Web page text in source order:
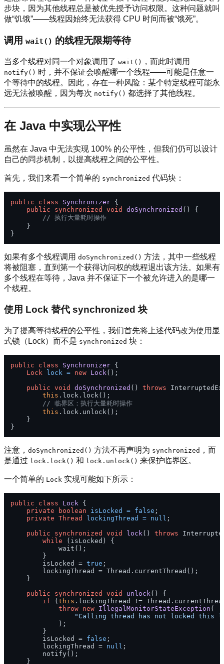
步块，因为其他线程总是被优先授予访问权限。这种问题就叫
做“饥饿”——线程因始终无法获得 CPU 时间而被“饿死”。
调用 wait() 的线程无限期等待
当多个线程对同一个对象调用了 wait() ，而此时调用
notify() 时，并不保证会唤醒哪一个线程——可能是任意一
个等待中的线程。因此，存在一种风险：某个特定线程可能永
远无法被唤醒，因为每次 notify() 都选择了其他线程。
在 Java 中实现公平性
虽然在 Java 中无法实现 100% 的公平性，但我们仍可以设计
自己的同步机制，以提高线程之间的公平性。
首先，我们来看一个简单的 synchronized 代码块：
public class Synchronizer {
public
synchronized void doSynchronized ()
{
// 执行大量耗时操作
    }
如果有多个线程调用 doSynchronized() 方法，其中一些线程
将被阻塞，直到第一个获得访问权的线程退出该方法。如果有
多个线程在等待，Java 并不保证下一个被允许进入的是哪一
个线程。
使用 Lock 替代 synchronized 块
为了提高等待线程的公平性，我们首先将上述代码改为使用显
式锁（Lock）而不是 synchronized 块：
public class Synchronizer {
Lock
lock = new Lock();
public void doSynchronized () throws
this .lock.lock();
// 临界区：执行大量耗时操作
this .lock.unlock();
    }
注意， doSynchronized() 方法不再声明为 synchronized ，而
是通过 lock.lock() 和 lock.unlock() 来保护临界区。
一个简单的 Lock 实现可能如下所示：
public class Lock {
private
boolean isLocked = false ;
private Thread lockingThread = null ;
public
synchronized void lock() throws
while (isLocked) {
            wait();
        }
        isLocked =
true ;
        lockingThread = Thread.currentThread();
    }
public
synchronized void unlock()
{
if ( this .lockingThread !=
throw new IllegalMonitorStateException (
"Calling thread has not locked this
            );
        }
        isLocked =
false ;
        lockingThread =
null ;
        notify();
    }